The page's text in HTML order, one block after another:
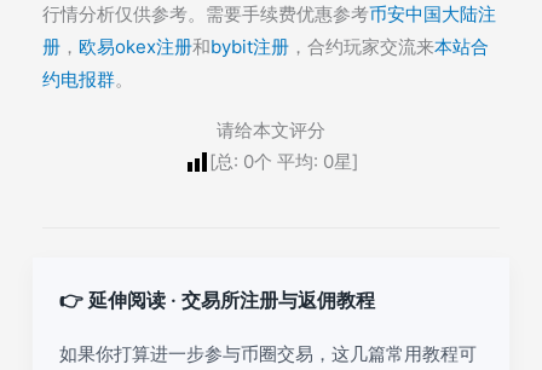
行情分析仅供参考。需要手续费优惠参考币安中国大陆注
册 ， 欧易okex注册和bybit注册 ，合约玩家交流来本站合
约电报群。
请给本文评分
[总: 0个 平均: 0星]
👉 延伸阅读 · 交易所注册与返佣教程
如果你打算进一步参与币圈交易，这几篇常用教程可